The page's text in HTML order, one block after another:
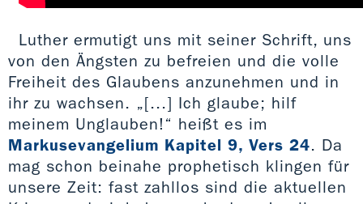
Luther ermutigt uns mit seiner Schrift, uns
von den Ängsten zu befreien und die volle
Freiheit des Glaubens anzunehmen und in
ihr zu wachsen. „[...] Ich glaube; hilf
meinem Unglauben!“ heißt es im
Markusevangelium Kapitel 9, Vers 24. Da
mag schon beinahe prophetisch klingen für
unsere Zeit: fast zahllos sind die aktuellen